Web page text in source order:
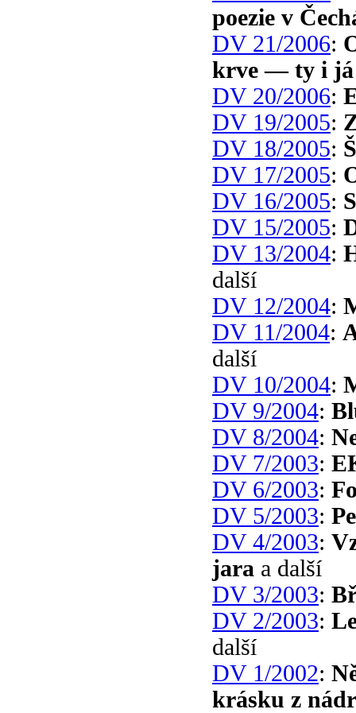
poezie v
DV 21/2006:
krve — ty i já
DV 20/2006:
DV 19/2005:
DV 18/2005:
DV 17/2005:
DV 16/2005:
DV 15/2005:
DV 13/2004:
další
DV 12/2004:
DV 11/2004:
další
DV 10/2004:
DV 9/2004:
DV 8/2004:
DV 7/2003:
DV 6/2003:
DV 5/2003:
DV 4/2003:
jara a další
DV 3/2003:
DV 2/2003:
další
DV 1/2002:
krásku z